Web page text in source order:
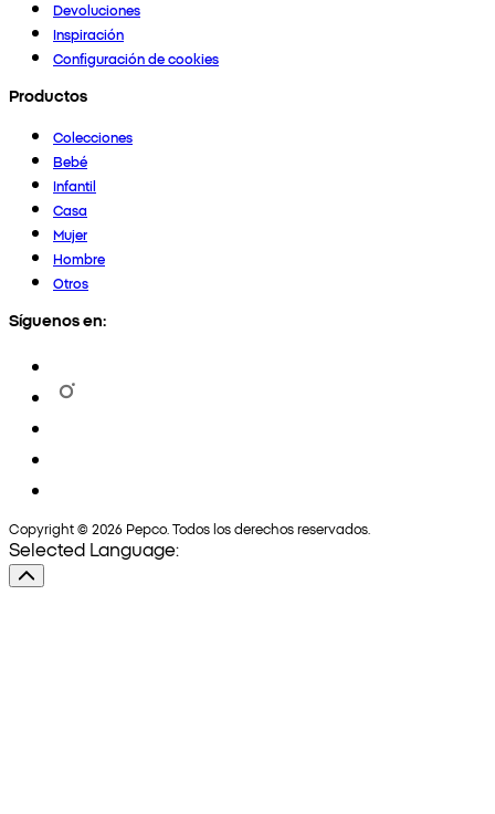
Devoluciones
Inspiración
Configuración de cookies
Productos
Colecciones
Bebé
Infantil
Casa
Mujer
Hombre
Otros
Síguenos en:
Copyright © 2026 Pepco. Todos los derechos reservados.
Selected Language: